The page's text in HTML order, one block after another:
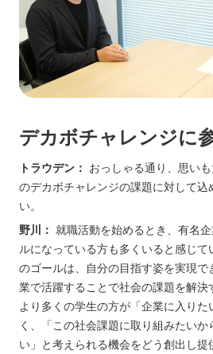
デカボチャレンジに
トラウデン： おっしゃる通り、思い
のデカボチャレンジの課題に対して込
い。
野川： 就職活動を始めるとき、有名
ルになっている方も多くいると感じ
のゴールは、自分の目指す姿を実現で
業で活躍することで社会の課題を解決
より多くの学生の方が「企業に入り
く、「この社会課題に取り組みたいか
い」と考えられる機会をどう創出し